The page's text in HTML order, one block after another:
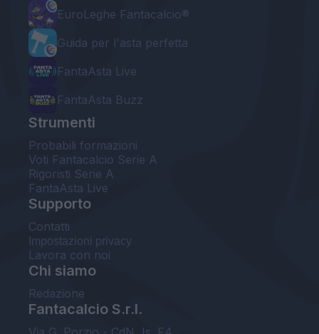
EuroLeghe Fantacalcio®
Guida per l'asta perfetta
FantaAsta Live
FantaAsta Buzz
Strumenti
Probabili formazioni
Voti Fantacalcio Serie A
Rigoristi Serie A
FantaAsta Live
Supporto
Contatti
Impostazioni privacy
Lavora con noi
Chi siamo
Redazione
Fantacalcio S.r.l.